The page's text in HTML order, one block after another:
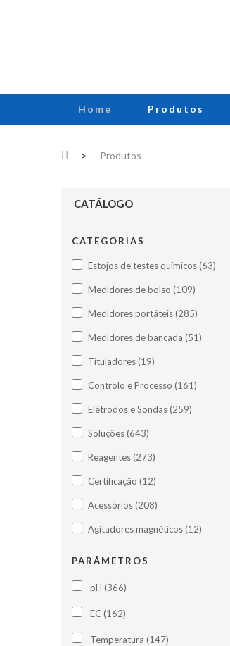
Home Produtos
> Produtos
CATÁLOGO
CATEGORIAS
Estojos de testes químicos (63)
Medidores de bolso (109)
Medidores portáteis (285)
Medidores de bancada (51)
Tituladores (19)
Controlo e Processo (161)
Elétrodos e Sondas (259)
Soluções (643)
Reagentes (273)
Certificação (12)
Acessórios (208)
Agitadores magnéticos (12)
PARÂMETROS
pH (366)
EC (162)
Temperatura (147)